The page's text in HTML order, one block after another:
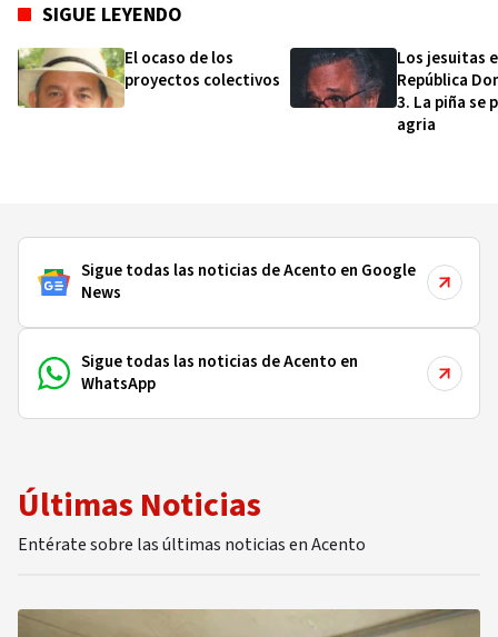
SIGUE LEYENDO
El ocaso de los
proyectos colectivos
Los jesuitas
República
3. La piña se
agria
Sigue todas las noticias de Acento en Google
News
Sigue todas las noticias de Acento en
WhatsApp